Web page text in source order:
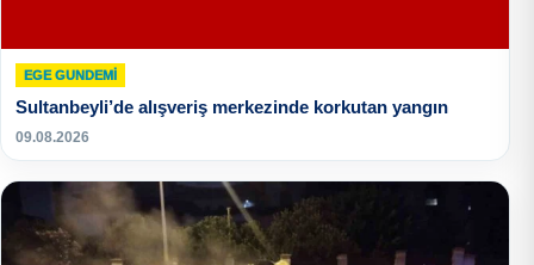
EGE GUNDEMİ
Sultanbeyli’de alışveriş merkezinde korkutan yangın
09.08.2026